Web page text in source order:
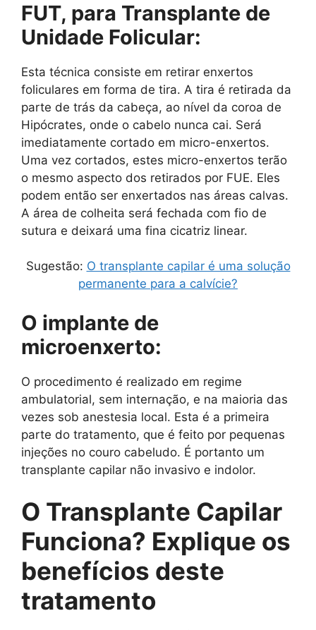
FUT, para Transplante de
Unidade Folicular:
Esta técnica consiste em retirar enxertos
foliculares em forma de tira. A tira é retirada da
parte de trás da cabeça, ao nível da coroa de
Hipócrates, onde o cabelo nunca cai. Será
imediatamente cortado em micro-enxertos.
Uma vez cortados, estes micro-enxertos terão
o mesmo aspecto dos retirados por FUE. Eles
podem então ser enxertados nas áreas calvas.
A área de colheita será fechada com fio de
sutura e deixará uma fina cicatriz linear.
Sugestão: O transplante capilar é uma solução
permanente para a calvície?
O implante de
microenxerto:
O procedimento é realizado em regime
ambulatorial, sem internação, e na maioria das
vezes sob anestesia local. Esta é a primeira
parte do tratamento, que é feito por pequenas
injeções no couro cabeludo. É portanto um
transplante capilar não invasivo e indolor.
O Transplante Capilar
Funciona? Explique os
benefícios deste
tratamento